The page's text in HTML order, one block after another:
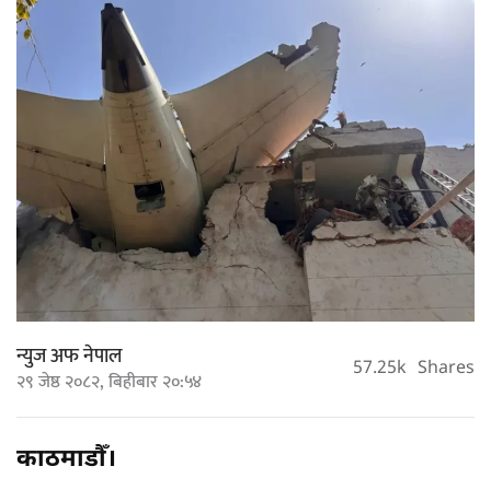
न्युज अफ नेपाल
२९ जेष्ठ २०८२, बिहीबार २०:५४ 57.25k Shares
काठमाडौँ।